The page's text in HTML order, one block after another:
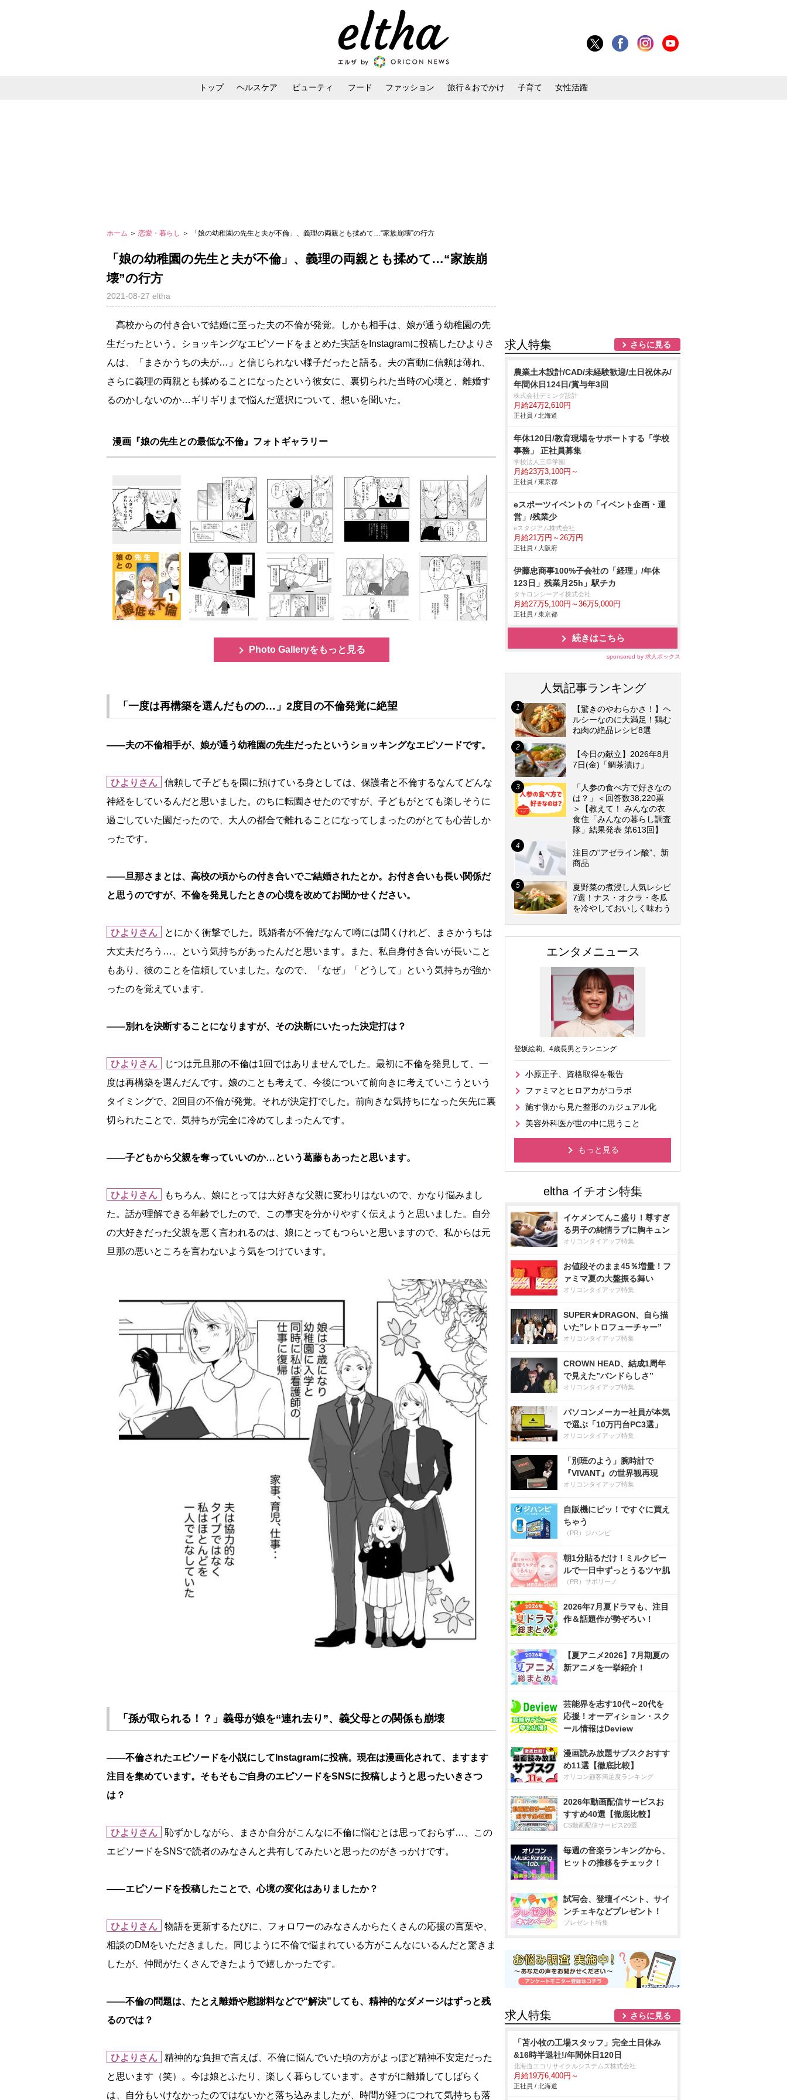
トップ ヘルスケア ビューティ フード ファッション 旅行＆おでかけ 子育て 女性活躍
ホーム ＞ 恋愛・暮らし ＞ 「娘の幼稚園の先生と夫が不倫」、義理の両親とも揉めて…“家族崩壊”の行方
「娘の幼稚園の先生と夫が不倫」、義理の両親とも揉めて…“家族崩
壊”の行方
2021-08-27 eltha
高校からの付き合いで結婚に至った夫の不倫が発覚。しかも相手は、娘が通う幼稚園の先
生だったという。ショッキングなエピソードをまとめた実話をInstagramに投稿したひよりさ
んは、「まさかうちの夫が…」と信じられない様子だったと語る。夫の言動に信頼は薄れ、
さらに義理の両親とも揉めることになったという彼女に、裏切られた当時の心境と、離婚す
るのかしないのか…ギリギリまで悩んだ選択について、想いを聞いた。
漫画『娘の先生との最低な不倫』フォトギャラリー
Photo Galleryをもっと見る
「一度は再構築を選んだものの…」2度目の不倫発覚に絶望
――夫の不倫相手が、娘が通う幼稚園の先生だったというショッキングなエピソードです。
ひよりさん
信頼して子どもを園に預けている身としては、保護者と不倫するなんてどんな
神経をしているんだと思いました。のちに転園させたのですが、子どもがとても楽しそうに
過ごしていた園だったので、大人の都合で離れることになってしまったのがとても心苦しか
ったです。
――旦那さまとは、高校の頃からの付き合いでご結婚されたとか。お付き合いも長い関係だ
と思うのですが、不倫を発見したときの心境を改めてお聞かせください。
ひよりさん
とにかく衝撃でした。既婚者が不倫だなんて噂には聞くけれど、まさかうちは
大丈夫だろう…、という気持ちがあったんだと思います。また、私自身付き合いが長いこと
もあり、彼のことを信頼していました。なので、「なぜ」「どうして」という気持ちが強か
ったのを覚えています。
――別れを決断することになりますが、その決断にいたった決定打は？
ひよりさん
じつは元旦那の不倫は1回ではありませんでした。最初に不倫を発見して、一
度は再構築を選んだんです。娘のことも考えて、今後について前向きに考えていこうという
タイミングで、2回目の不倫が発覚。それが決定打でした。前向きな気持ちになった矢先に裏
切られたことで、気持ちが完全に冷めてしまったんです。
――子どもから父親を奪っていいのか…という葛藤もあったと思います。
ひよりさん
もちろん、娘にとっては大好きな父親に変わりはないので、かなり悩みまし
た。話が理解できる年齢でしたので、この事実を分かりやすく伝えようと思いました。自分
の大好きだった父親を悪く言われるのは、娘にとってもつらいと思いますので、私からは元
旦那の悪いところを言わないよう気をつけています。
「孫が取られる！？」義母が娘を“連れ去り”、義父母との関係も崩壊
――不倫されたエピソードを小説にしてInstagramに投稿。現在は漫画化されて、ますます
注目を集めています。そもそもご自身のエピソードをSNSに投稿しようと思ったいきさつ
は？
ひよりさん
恥ずかしながら、まさか自分がこんなに不倫に悩むとは思っておらず…、この
エピソードをSNSで読者のみなさんと共有してみたいと思ったのがきっかけです。
――エピソードを投稿したことで、心境の変化はありましたか？
ひよりさん
物語を更新するたびに、フォロワーのみなさんからたくさんの応援の言葉や、
相談のDMをいただきました。同じように不倫で悩まれている方がこんなにいるんだと驚きま
したが、仲間がたくさんできたようで嬉しかったです。
――不倫の問題は、たとえ離婚や慰謝料などで“解決”しても、精神的なダメージはずっと残
るのでは？
ひよりさん
精神的な負担で言えば、不倫に悩んでいた頃の方がよっぽど精神不安定だった
と思います（笑）。今は娘とふたり、楽しく暮らしています。さすがに離婚してしばらく
は、自分もいけなかったのではないかと落ち込みましたが、時間が経つにつれて気持ちも落
求人特集 さらに見る
農業土木設計/CAD/未経験歓迎/土日祝休み/
年間休日124日/賞与年3回
株式会社デミング設計
月給24万2,610円
正社員 / 北海道
年休120日/教育現場をサポートする「学校
事務」 正社員募集
学校法人三幸学園
月給23万3,100円～
正社員 / 東京都
eスポーツイベントの「イベント企画・運
営」/残業少
eスタジアム株式会社
月給21万円～26万円
正社員 / 大阪府
伊藤忠商事100%子会社の「経理」/年休
123日」残業月25h」駅チカ
タキロンシーアイ株式会社
月給27万5,100円～36万5,000円
正社員 / 東京都
続きはこちら
sponsored by 求人ボックス
人気記事ランキング
【驚きのやわらかさ！】ヘ
ルシーなのに大満足！鶏む
ね肉の絶品レシピ8選
【今日の献立】2026年8月
7日(金)「鯛茶漬け」
「人参の食べ方で好きなの
は？」＜回答数38,220票
＞【教えて！ みんなの衣
食住「みんなの暮らし調査
隊」結果発表 第613回】
注目の“アゼライン酸”、新
商品
夏野菜の煮浸し人気レシピ
7選！ナス・オクラ・冬瓜
を冷やしておいしく味わう
エンタメニュース
登坂絵莉、4歳長男とランニング
小原正子、資格取得を報告
ファミマとヒロアカがコラボ
施す側から見た整形のカジュアル化
美容外科医が世の中に思うこと
もっと見る
イケメンてんこ盛り！尊すぎ
る男子の純情ラブに胸キュン
オリコンタイアップ特集
お値段そのまま45％増量！フ
ァミマ夏の大盤振る舞い
オリコンタイアップ特集
SUPER★DRAGON、自ら描
いた”レトロフューチャー”
オリコンタイアップ特集
CROWN HEAD、結成1周年
で見えた”バンドらしさ”
オリコンタイアップ特集
パソコンメーカー社員が本気
で選ぶ「10万円台PC3選」
オリコンタイアップ特集
「別班のよう」腕時計で
『VIVANT』の世界観再現
オリコンタイアップ特集
自販機にピッ！ですぐに買え
ちゃう
（PR）ジハンピ
朝1分貼るだけ！ミルクピー
ルで一日中ずっとうるツヤ肌
（PR）サボリーノ
2026年7月夏ドラマも、注目
作＆話題作が勢ぞろい！
【夏アニメ2026】7月期夏の
新アニメを一挙紹介！
芸能界を志す10代～20代を
応援！オーディション・スク
ール情報はDeview
漫画読み放題サブスクおすす
め11選【徹底比較】
オリコン顧客満足度ランキング
2026年動画配信サービスお
すすめ40選【徹底比較】
CS動画配信サービス20選
毎週の音楽ランキングから、
ヒットの推移をチェック！
試写会、登壇イベント、サイ
ンチェキなどプレゼント！
プレゼント特集
求人特集 さらに見る
「苫小牧の工場スタッフ」完全土日休み
&16時半退社!/年間休日120日
北海道エコリサイクルシステムズ株式会社
月給19万6,400円～
正社員 / 北海道